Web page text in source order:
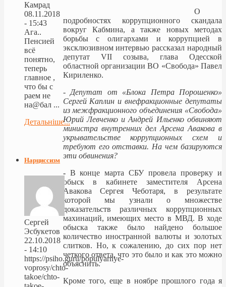
О
подробностях коррупционного скандала
вокруг Кабмина, а также новых методах
борьбы с олигархами и коррупцией в
эксклюзивном интервью рассказал народный
депутат VII созыва, глава Одесской
областной организации ВО «Свобода» Павел
Кириленко.
- Депутат от «Блока Петра Порошенко»
Сергей Каплин и внефракционные депутаты
из межфракционного объединения «Свобода»
Юрий Левченко и Андрей Ильенко обвиняют
министра внутренних дел Арсена Авакова в
укрывательстве коррупционных схем и
требуют его отставки. На чем базируются
эти обвинения?
-В конце марта СБУ провела проверку и
обыск в кабинете заместителя Арсена
Авакова Сергея Чеботаря, в результате
которой мы узнали о множестве
доказательств различных коррупционных
махинаций, имеющих место в МВД. В ходе
обыска также было найдено большое
количество иностранной валюты и золотых
слитков. Но, к сожалению, до сих пор нет
четкого ответа, что это было и как это можно
объяснить.
Кроме того, еще в ноябре прошлого года я
Камрад
08.11.2018
- 15:43
Ага..
Пенсией
всё
понятно,
теперь
главное ,
что бы с
раем не
на@бал ...
Детальніше...
Нарциссизм
Сергей
Эсбукетов
22.10.2018
- 14:10
https://psiho.guru/populyarnye-
voprosy/chto-
takoe/chto-